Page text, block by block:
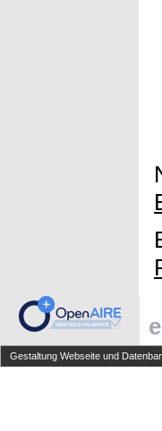
Gestaltung Webseite und